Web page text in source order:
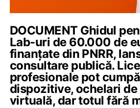
DOCUMENT Ghidul
Lab-uri de 60.000 de
finanțate din PNRR,
consultare publică.
profesionale pot
dispozitive, ochelari
virtuală, dar totul fără